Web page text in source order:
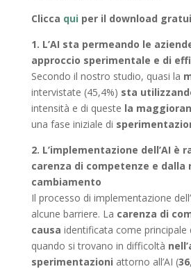
Clicca qui per il download
1. L’AI sta permeando le
approccio sperimentale e di
Secondo il nostro studio, quasi la
intervistate (45,4%) sta
intensità e di queste la
una fase iniziale di
2. L’implementazione dell’AI è
carenza di competenze e dalla
cambiamento
Il processo di implementazione
alcune barriere. La carenza di
causa identificata come principale
quando si trovano in difficoltà
sperimentazioni attorno all’AI (36